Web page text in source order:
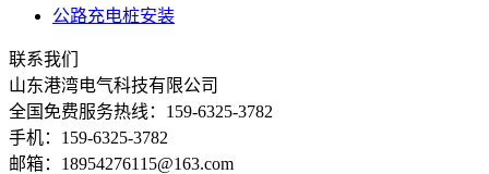
公路充电桩安装
联系我们
山东港湾电气科技有限公司
全国免费服务热线：159-6325-3782
手机：159-6325-3782
邮箱：18954276115@163.com